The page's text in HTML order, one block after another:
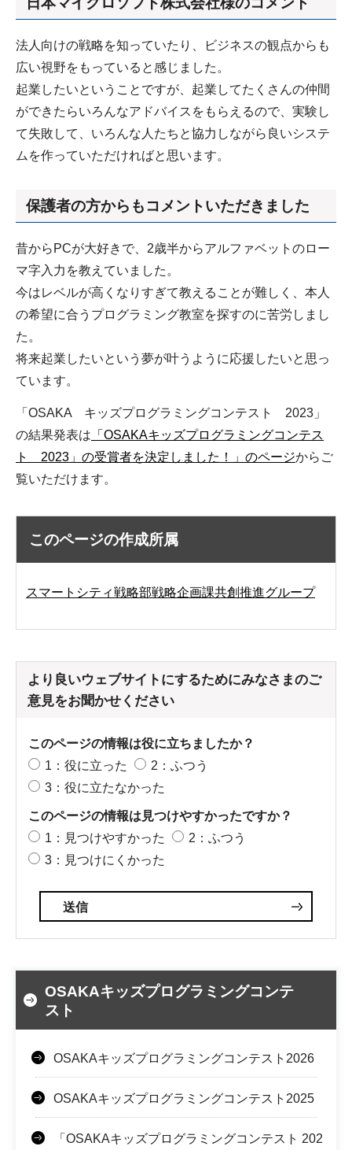
法人向けの戦略を知っていたり、ビジネスの観点からも
広い視野をもっていると感じました。
起業したいということですが、起業してたくさんの仲間
ができたらいろんなアドバイスをもらえるので、実験し
て失敗して、いろんな人たちと協力しながら良いシステ
ムを作っていただければと思います。
保護者の方からもコメントいただきました
昔からPCが大好きで、2歳半からアルファベットのロー
マ字入力を教えていました。
今はレベルが高くなりすぎて教えることが難しく、本人
の希望に合うプログラミング教室を探すのに苦労しまし
た。
将来起業したいという夢が叶うように応援したいと思っ
ています。
「OSAKA キッズプログラミングコンテスト 2023」
の結果発表は 「OSAKAキッズプログラミングコンテス
ト 2023」の受賞者を決定しました！」のページからご
覧いただけます。
このページの作成所属
スマートシティ戦略部戦略企画課共創推進グループ
より良いウェブサイトにするためにみなさまのご
意見をお聞かせください
このページの情報は役に立ちましたか？
1：役に立った
2：ふつう
3：役に立たなかった
このページの情報は見つけやすかったですか？
1：見つけやすかった
2：ふつう
3：見つけにくかった
OSAKAキッズプログラミングコンテ
スト
OSAKAキッズプログラミングコンテスト2026
OSAKAキッズプログラミングコンテスト2025
「OSAKAキッズプログラミングコンテスト 202